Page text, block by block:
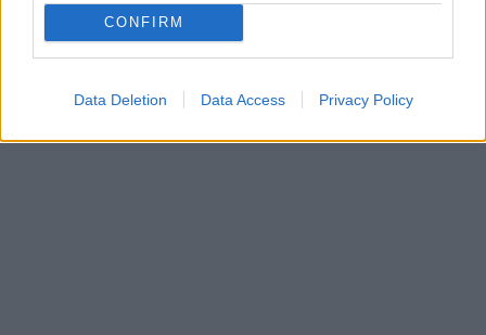
CONFIRM
Data Deletion Data Access Privacy Policy
ΔΙΑΦΗΜΙΣΗ